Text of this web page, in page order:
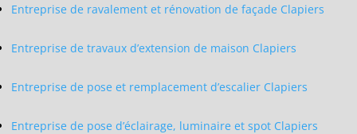
Entreprise de ravalement et rénovation de façade Clapiers
Entreprise de travaux d’extension de maison Clapiers
Entreprise de pose et remplacement d’escalier Clapiers
Entreprise de pose d’éclairage, luminaire et spot Clapiers